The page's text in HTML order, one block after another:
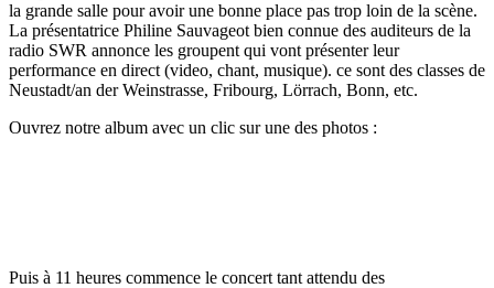
la grande salle pour avoir une bonne place pas trop loin de la scène.
La présentatrice Philine Sauvageot bien connue des auditeurs de la
radio SWR annonce les groupent qui vont présenter leur
performance en direct (video, chant, musique). ce sont des classes de
Neustadt/an der Weinstrasse, Fribourg, Lörrach, Bonn, etc.
Ouvrez notre album avec un clic sur une des photos :
Puis à 11 heures commence le concert tant attendu des